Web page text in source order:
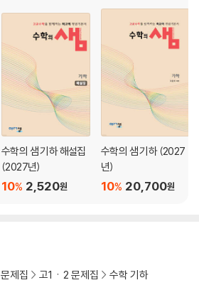
수학의 샘 기하 해설집
(2027년)
2,520원
10%
수학의 샘 기하 (2027
년)
20,700원
10%
문제집 고1ㆍ2 문제집
수학 기하